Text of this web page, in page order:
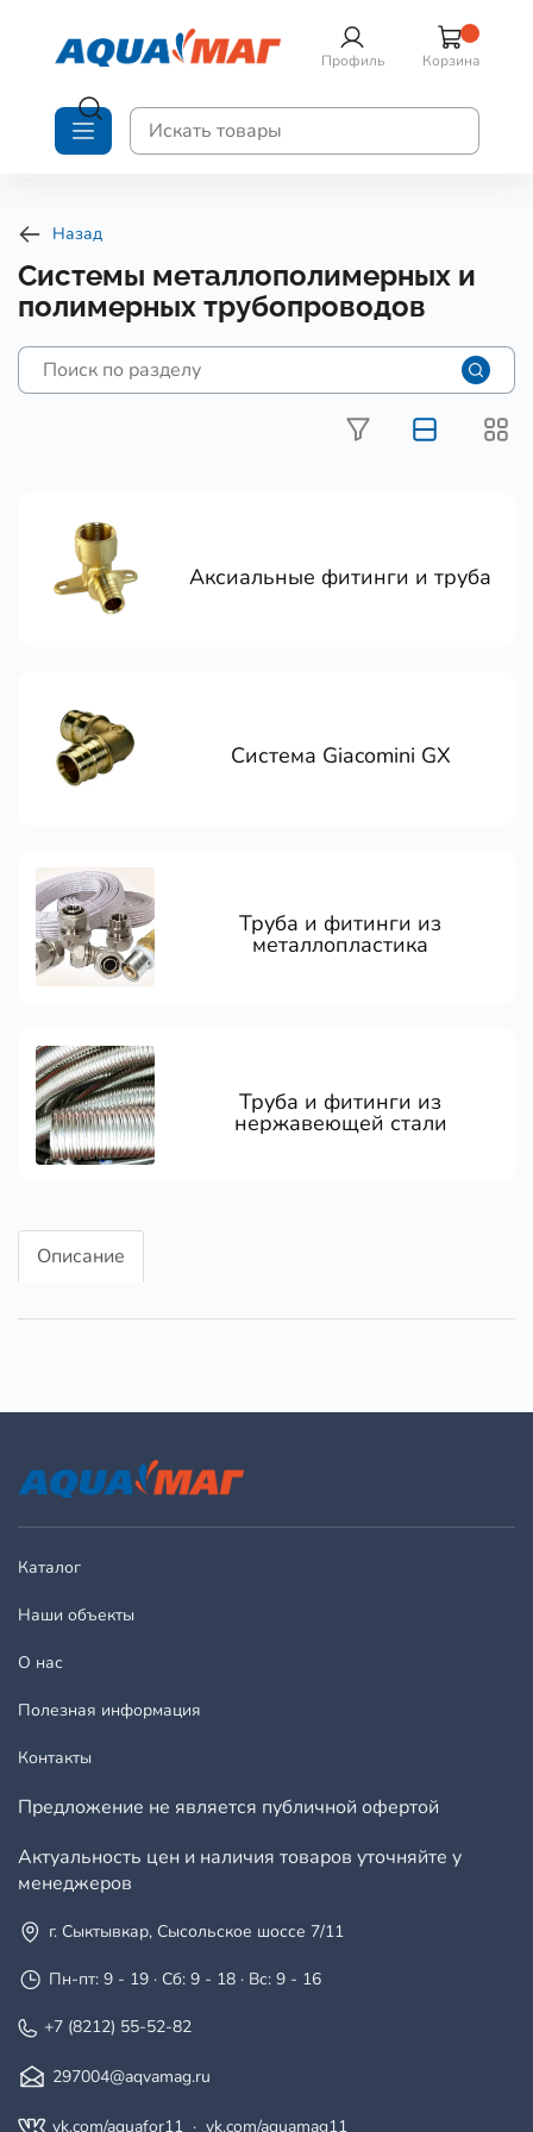
Профиль Корзина
Назад
Системы металлополимерных и
полимерных трубопроводов
Аксиальные фитинги и труба
Система Giacomini GX
Труба и фитинги из
металлопластика
Труба и фитинги из
нержавеющей стали
Описание
Каталог
Наши объекты
О нас
Полезная информация
Контакты
Предложение не является публичной офертой
Актуальность цен и наличия товаров уточняйте у
менеджеров
г. Сыктывкар, Сысольское шоссе 7/11
Пн-пт: 9 - 19 · Сб: 9 - 18 · Вс: 9 - 16
+7 (8212) 55-52-82
297004@aqvamag.ru
vk.com/aquafor11 · vk.com/aquamag11